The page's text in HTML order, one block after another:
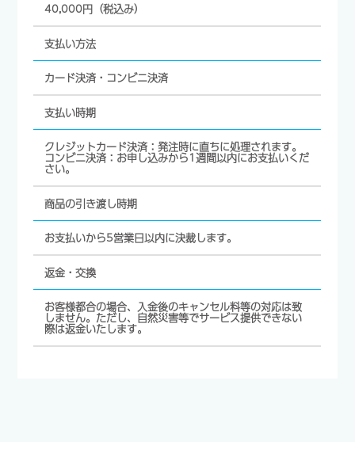
40,000円（税込み）
支払い方法
カード決済・コンビニ決済
支払い時期
クレジットカード決済：発注時に直ちに処理されます。
コンビニ決済：お申し込みから1週間以内にお支払いくだ
さい。
商品の引き渡し時期
お支払いから5営業日以内に決裁します。
返金・交換
お客様都合の場合、入金後のキャンセル料等の対応は致
しません。ただし、自然災害等でサービス提供できない
際は返金いたします。